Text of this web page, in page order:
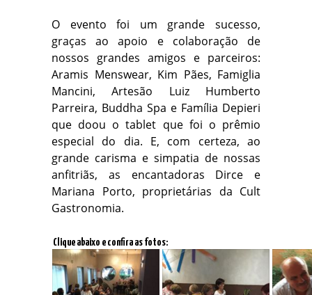
O evento foi um grande sucesso,
graças ao apoio e colaboração de
nossos grandes amigos e parceiros:
Aramis Menswear, Kim Pães, Famiglia
Mancini, Artesão Luiz Humberto
Parreira, Buddha Spa e Família Depieri
que doou o tablet que foi o prêmio
especial do dia. E, com certeza, ao
grande carisma e simpatia de nossas
anfitriãs, as encantadoras Dirce e
Mariana Porto, proprietárias da Cult
Gastronomia.
Clique abaixo e confira as fotos: